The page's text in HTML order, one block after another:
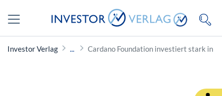
Investor Verlag Cardano Foundation investiert stark in